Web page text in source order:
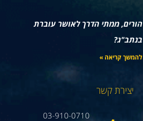
הורים, ממתי הדרך לאושר עוברת
בנתב"ג?
להמשך קריאה »
יצירת קשר
03-910-0710